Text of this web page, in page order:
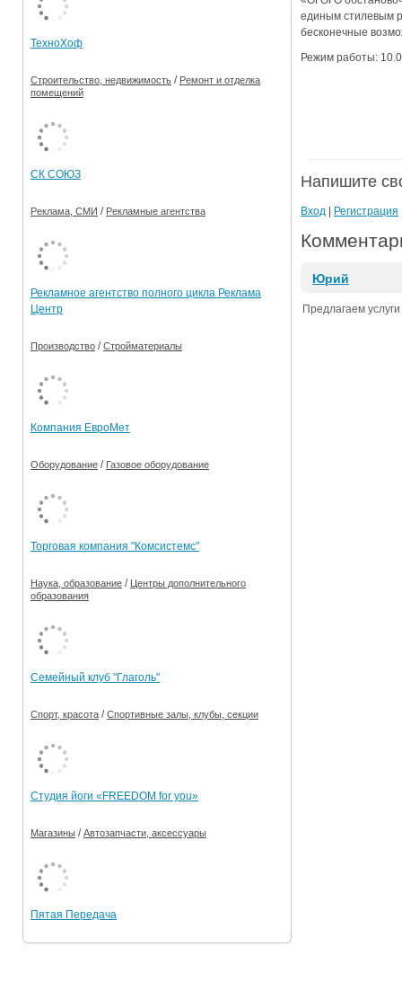
Ограничения движения транспорта на майские
Электронные транспортные карты
единым стилевым
бесконечные
Режим работы:
Напишите
Вход Регистрация
Юрий
Предлагаем
ТехноХоф
Строительство, недвижимость / Ремонт и отделка
помещений
СК СОЮЗ
Реклама, СМИ / Рекламные агентства
Рекламное агентство полного цикла Реклама
Центр
Производство /Стройматериалы
Компания ЕвроМет
Оборудование / Газовое оборудование
Торговая компания "Комсистемс"
Наука, образование / Центры дополнительного
образования
Семейный клуб "Глаголь"
Спорт, красота /Спортивные залы, клубы, секции
Студия йоги «FREEDOM for you»
Магазины /Автозапчасти, аксессуары
Пятая Передача